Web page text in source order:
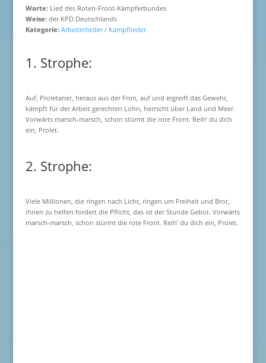
Worte:Lied des Roten-Front-Kämpferbundes
Weise:der KPD Deutschlands
Kategorie: Arbeiterlieder / Kampflieder
1. Strophe:
Auf, Proletarier, heraus aus der Fron, auf und ergreift das Gewehr,
kämpft für der Arbeit gerechten Lohn, herrscht über Land und Meer.
Vorwärts marsch-marsch, schon stürmt die rote Front. Reih’ du dich
ein, Prolet.
2. Strophe:
Viele Millionen, die ringen nach Licht, ringen um Freiheit und Brot,
ihnen zu helfen fordert die Pflicht, das ist der Stunde Gebot. Vorwärts
marsch-marsch, schon stürmt die rote Front. Reih’ du dich ein, Prolet.